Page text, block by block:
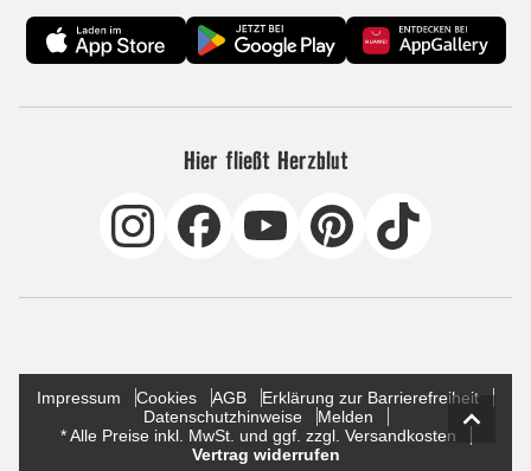
Hier fließt Herzblut
Impressum Cookies AGB
Erklärung zur Barrierefreiheit
Datenschutzhinweise
Melden
* Alle Preise inkl. MwSt. und ggf. zzgl. Versandkosten
Vertrag widerrufen